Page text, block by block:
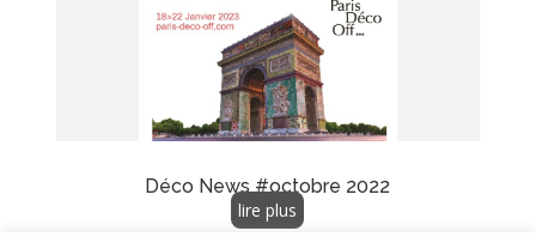
Déco News #octobre 2022
lire plus